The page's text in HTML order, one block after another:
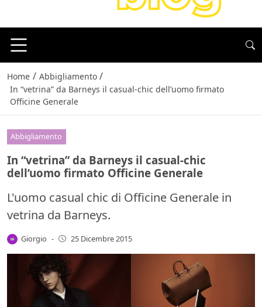
Home / Abbigliamento /
In “vetrina” da Barneys il casual-chic dell’uomo firmato
Officine Generale
Abbigliamento
In “vetrina” da Barneys il casual-chic
dell’uomo firmato Officine Generale
L'uomo casual chic di Officine Generale in
vetrina da Barneys.
Giorgio - 25 Dicembre 2015